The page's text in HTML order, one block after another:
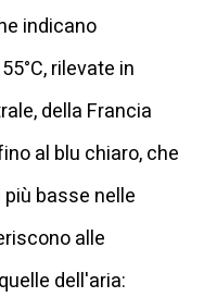
indicano
rilevate in
della Francia
al blu chiaro, che
basse nelle
alle
dell'aria: